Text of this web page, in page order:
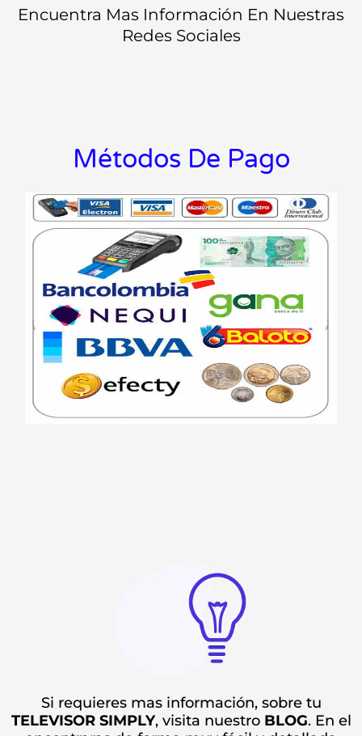
Encuentra Mas Información En Nuestras
Redes Sociales
Métodos De Pago
Si requieres mas información, sobre tu
TELEVISOR SIMPLY, visita nuestro BLOG. En el